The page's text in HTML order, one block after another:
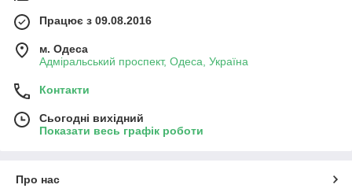
Працює з 09.08.2016
м. Одеса
Адміральський проспект, Одеса, Україна
Контакти
Сьогодні вихідний
Показати весь графік роботи
Про нас